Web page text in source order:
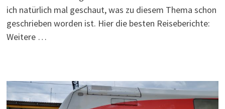
ich natürlich mal geschaut, was zu diesem Thema schon
geschrieben worden ist. Hier die besten Reiseberichte:
Weitere …